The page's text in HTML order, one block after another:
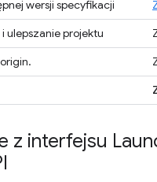
wersji specyfikacji
ulepszanie projektu
z interfejsu